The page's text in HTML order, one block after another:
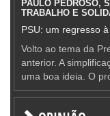
PAULO PEDROSO,
TRABALHO E
PSU: um regresso
Volto ao tema da
anterior. A
uma boa ideia. O